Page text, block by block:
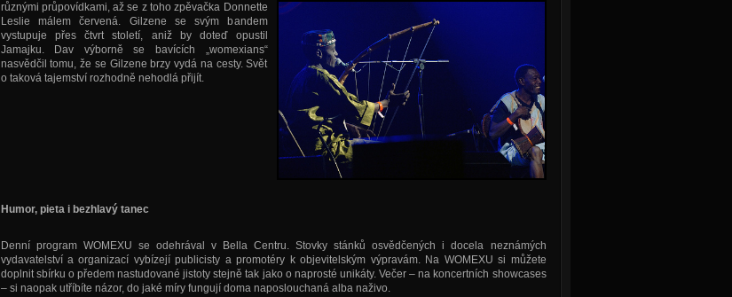
různými průpovídkami, až se z toho zpěvačka Donnette
Leslie málem červená. Gilzene se svým bandem
vystupuje přes čtvrt století, aniž by doteď opustil
Jamajku. Dav výborně se bavících „womexians“
nasvědčil tomu, že se Gilzene brzy vydá na cesty. Svět
o taková tajemství rozhodně nehodlá přijít.
Humor, pieta i bezhlavý tanec
Denní program WOMEXU se odehrával v Bella Centru. Stovky stánků osvědčených i docela neznámých
vydavatelství a organizací vybízejí publicisty a promotéry k objevitelským výpravám. Na WOMEXU si můžete
doplnit sbírku o předem nastudované jistoty stejně tak jako o naprosté unikáty. Večer – na koncertních showcases
– si naopak utříbíte názor, do jaké míry fungují doma naposlouchaná alba naživo.